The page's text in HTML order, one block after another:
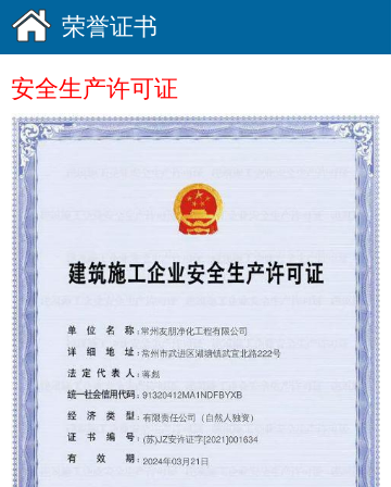
荣誉证书
安全生产许可证